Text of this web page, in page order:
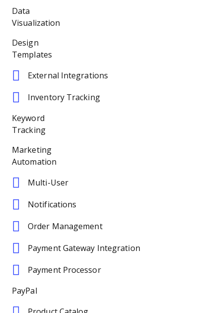
Data
Visualization
Design
Templates
External Integrations
Inventory Tracking
Keyword
Tracking
Marketing
Automation
Multi-User
Notifications
Order Management
Payment Gateway Integration
Payment Processor
PayPal